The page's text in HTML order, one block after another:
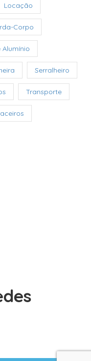
Locação
Corpo
Alumínio
Serralheiro
Transporte